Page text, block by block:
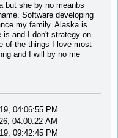
but she by no meanbs
Software developing
my family. Alaska is
is and I don't strategy on
of the things I love most
and I will by no me
04:06:55 PM
04:00:22 AM
09:42:45 PM